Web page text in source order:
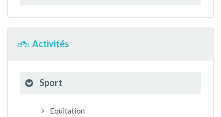
Activités
Sport
Equitation